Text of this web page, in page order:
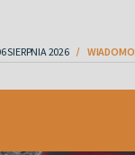
SIERPNIA 2026